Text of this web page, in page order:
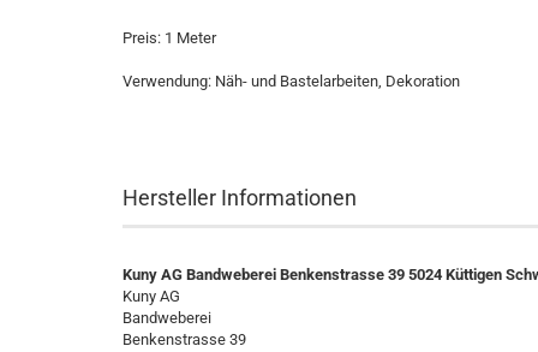
Preis: 1 Meter
Verwendung: Näh- und Bastelarbeiten, Dekoration
Hersteller Informationen
Kuny AG Bandweberei Benkenstrasse 39 5024 Küttigen
Kuny AG
Bandweberei
Benkenstrasse 39